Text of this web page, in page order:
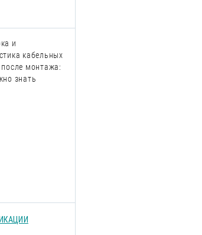
и
кабельных
монтажа:
знать